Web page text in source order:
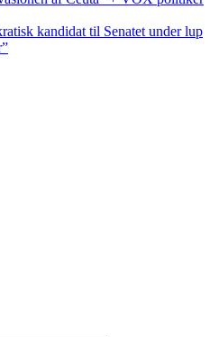
kandidat til Senatet under lup